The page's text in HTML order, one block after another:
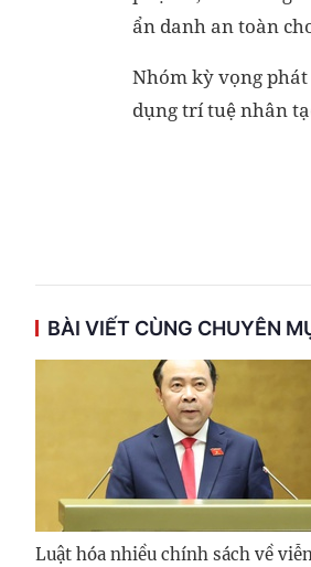
ẩn danh an toàn
Nhóm kỳ vọng
dụng trí tuệ nhân
BÀI VIẾT CÙNG CHUYÊN
Luật hóa nhiều chính sách về viễn